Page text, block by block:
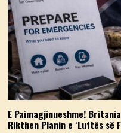
E Paimagjinueshme!
Rikthen Planin e ‘Luftës së